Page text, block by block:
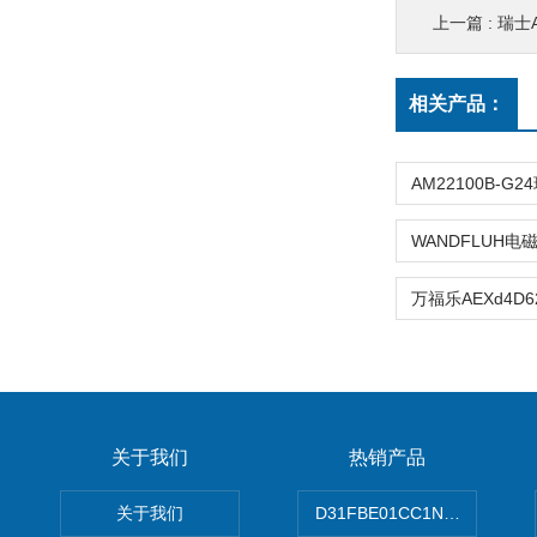
上一篇 : 瑞士
相关产品：
关于我们
关于我们
热销产品